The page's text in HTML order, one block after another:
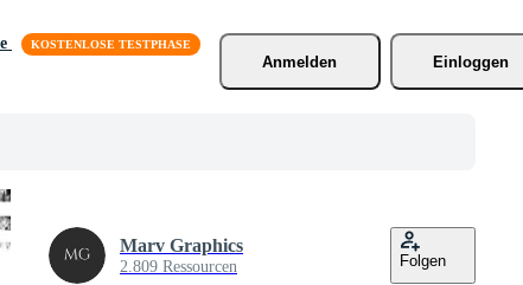
Anmelden
Einloggen
Marv Graphics
2.809 Ressourcen Folgen